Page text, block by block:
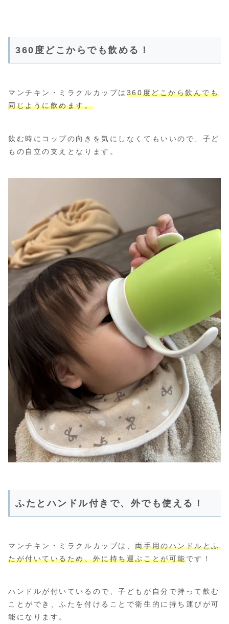
360度どこからでも飲める！
マンチキン・ミラクルカップは 360度どこから飲んでも
同じように飲めます。
飲む時にコップの向きを気にしなくてもいいので、子ど
もの自立の支えとなります。
ふたとハンドル付きで、外でも使える！
マンチキン・ミラクルカップは、両手用のハンドルとふ
たが付いているため、外に持ち運ぶことが可能です！
ハンドルが付いているので、子どもが自分で持って飲む
ことができ、ふたを付けることで衛生的に持ち運びが可
能になります。